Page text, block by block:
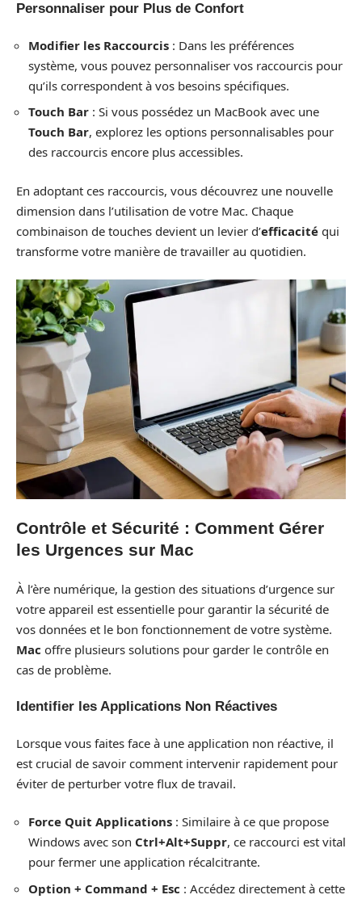
Personnaliser pour Plus de Confort
Modifier les Raccourcis : Dans les préférences
système, vous pouvez personnaliser vos raccourcis pour
qu’ils correspondent à vos besoins spécifiques.
Touch Bar : Si vous possédez un MacBook avec une
Touch Bar, explorez les options personnalisables pour
des raccourcis encore plus accessibles.
En adoptant ces raccourcis, vous découvrez une nouvelle
dimension dans l’utilisation de votre Mac. Chaque
combinaison de touches devient un levier d’efficacité qui
transforme votre manière de travailler au quotidien.
Contrôle et Sécurité : Comment Gérer
les Urgences sur Mac
À l’ère numérique, la gestion des situations d’urgence sur
votre appareil est essentielle pour garantir la sécurité de
vos données et le bon fonctionnement de votre système.
Mac offre plusieurs solutions pour garder le contrôle en
cas de problème.
Identifier les Applications Non Réactives
Lorsque vous faites face à une application non réactive, il
est crucial de savoir comment intervenir rapidement pour
éviter de perturber votre flux de travail.
Force Quit Applications : Similaire à ce que propose
Windows avec son Ctrl+Alt+Suppr, ce raccourci est vital
pour fermer une application récalcitrante.
Option + Command + Esc : Accédez directement à cette